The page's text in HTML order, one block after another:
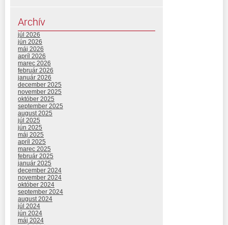
Archív
júl 2026
jún 2026
máj 2026
apríl 2026
marec 2026
február 2026
január 2026
december 2025
november 2025
október 2025
september 2025
august 2025
júl 2025
jún 2025
máj 2025
apríl 2025
marec 2025
február 2025
január 2025
december 2024
november 2024
október 2024
september 2024
august 2024
júl 2024
jún 2024
máj 2024